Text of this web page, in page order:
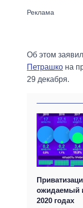
Об этом
Петрашко на
29 декабря.
ожидаемый
2020 годах